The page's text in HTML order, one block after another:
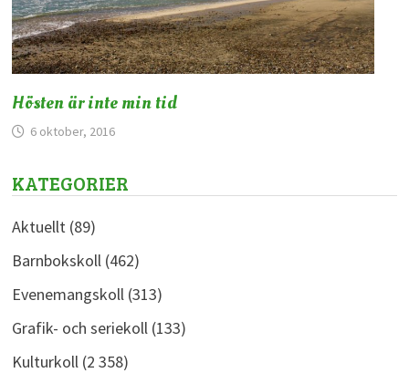
Hösten är inte min tid
6 oktober, 2016
KATEGORIER
Aktuellt (89)
Barnbokskoll (462)
Evenemangskoll (313)
Grafik- och seriekoll (133)
Kulturkoll (2 358)